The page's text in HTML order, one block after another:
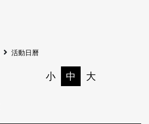
活動日曆
小 中 大